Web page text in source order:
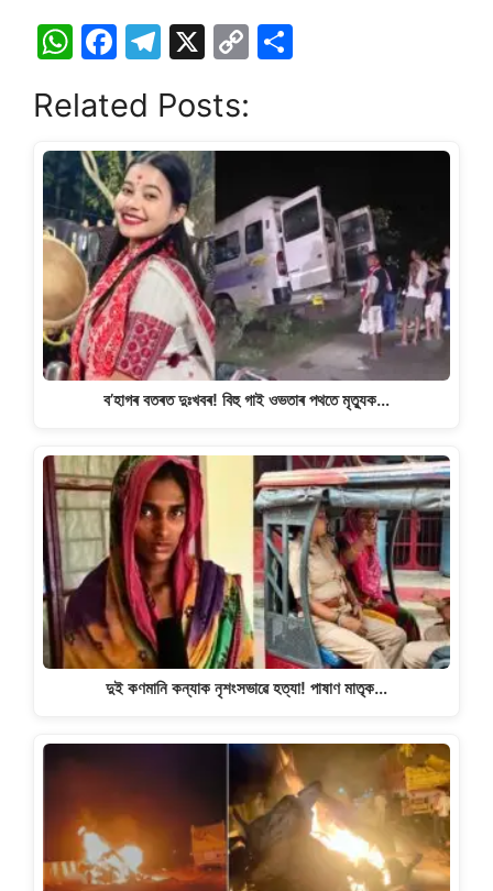
W
at
s
A
p
p
F
c
e
b
o
o
k
T
e
gr
a
m
X
C
y
n
k
e
Related Posts:
ব’হাগৰ বতৰত দুঃখবৰ! বিহু গাই ওভতাৰ পথতে মৃত্যুক…
দুই কণমানি কন্যাক নৃশংসভাৱে হত্যা! পাষাণ মাতৃক…